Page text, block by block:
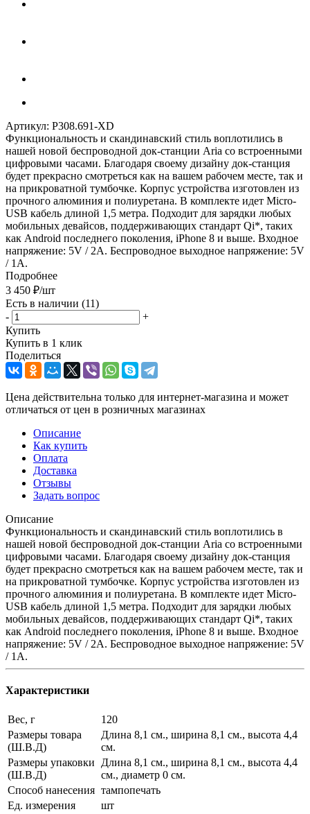
Артикул: P308.691-XD
Функциональность и скандинавский стиль воплотились в
нашей новой беспроводной док-станции Aria со встроенными
цифровыми часами. Благодаря своему дизайну док-станция
будет прекрасно смотреться как на вашем рабочем месте, так и
на прикроватной тумбочке. Корпус устройства изготовлен из
прочного алюминия и полиуретана. В комплекте идет Micro-
USB кабель длиной 1,5 метра. Подходит для зарядки любых
мобильных девайсов, поддерживающих стандарт Qi*, таких
как Android последнего поколения, iPhone 8 и выше. Входное
напряжение: 5V / 2A. Беспроводное выходное напряжение: 5V
/ 1A.
Подробнее
3 450 ₽/шт
Есть в наличии (11)
-
+
Купить
Купить в 1 клик
Поделиться
Цена действительна только для интернет-магазина и может
отличаться от цен в розничных магазинах
Описание
Как купить
Оплата
Доставка
Отзывы
Задать вопрос
Описание
Функциональность и скандинавский стиль воплотились в
нашей новой беспроводной док-станции Aria со встроенными
цифровыми часами. Благодаря своему дизайну док-станция
будет прекрасно смотреться как на вашем рабочем месте, так и
на прикроватной тумбочке. Корпус устройства изготовлен из
прочного алюминия и полиуретана. В комплекте идет Micro-
USB кабель длиной 1,5 метра. Подходит для зарядки любых
мобильных девайсов, поддерживающих стандарт Qi*, таких
как Android последнего поколения, iPhone 8 и выше. Входное
напряжение: 5V / 2A. Беспроводное выходное напряжение: 5V
/ 1A.
Характеристики
Вес, г
120
Размеры товара
(Ш.В.Д)
Длина 8,1 см., ширина 8,1 см., высота 4,4
см.
Размеры упаковки
(Ш.В.Д)
Длина 8,1 см., ширина 8,1 см., высота 4,4
см., диаметр 0 см.
Способ нанесения тампопечать
Ед. измерения
шт